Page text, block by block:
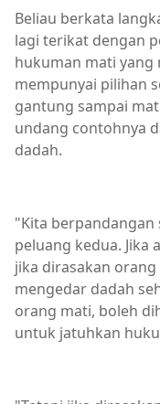
Beliau berkata
lagi terikat dengan
hukuman mati yang
mempunyai pilihan
gantung sampai
undang contohnya
dadah.
"Kita
peluang kedua. Jika
jika dirasakan
mengedar dadah
orang mati, boleh
untuk jatuhkan